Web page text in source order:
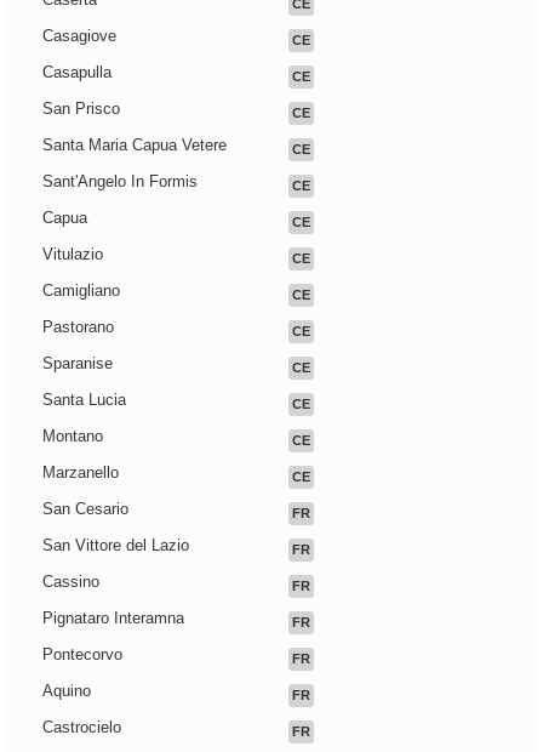
CE
Casagiove CE
Casapulla CE
San Prisco CE
Santa Maria Capua Vetere CE
Sant'Angelo In Formis CE
Capua CE
Vitulazio CE
Camigliano CE
Pastorano CE
Sparanise CE
Santa Lucia CE
Montano CE
Marzanello CE
San Cesario FR
San Vittore del Lazio FR
Cassino FR
Pignataro Interamna FR
Pontecorvo FR
Aquino FR
Castrocielo FR